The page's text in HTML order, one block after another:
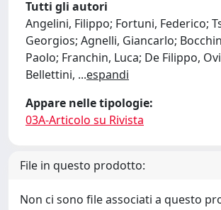
Tutti gli autori
Angelini, Filippo; Fortuni, Federico;
Georgios; Agnelli, Giancarlo;
Paolo; Franchin, Luca; De Filippo,
Bellettini, ...espandi
Appare nelle tipologie:
03A-Articolo su Rivista
File in questo prodotto:
Non ci sono file associati a questo